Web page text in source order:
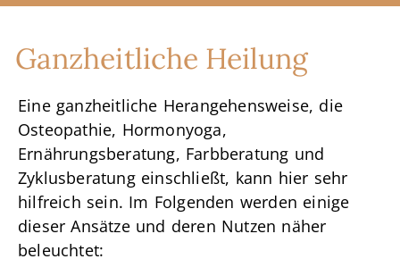
Ganzheitliche Heilung
Eine ganzheitliche Herangehensweise, die
Osteopathie, Hormonyoga,
Ernährungsberatung, Farbberatung und
Zyklusberatung einschließt, kann hier sehr
hilfreich sein. Im Folgenden werden einige
dieser Ansätze und deren Nutzen näher
beleuchtet: